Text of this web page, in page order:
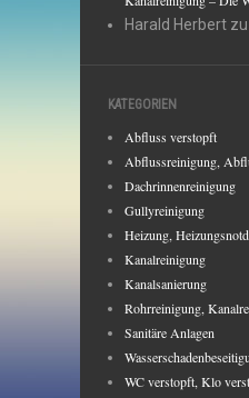
Harald Herbert zu
KATEGORIEN
Abfluss verstopft
Abflussreinigung,
Dachrinnenreinigung
Gullyreinigung
Heizung,
Kanalreinigung
Kanalsanierung
Rohrreinigung,
Sanitäre Anlagen
WC verstopft, Klo